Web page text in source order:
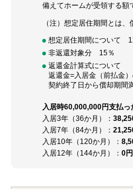
備えてホームが受領する額
（注）想定居住期間とは、
想定居住期間について
非返還対象分 15％
返還金計算式について
返還金=入居金（前払金
契約終了日から償却期間
入居時60,000,000円支払っ
入居3年（36か月）：
入居7年（84か月）：
入居10年（120か月）：
入居12年（144か月）： 0円